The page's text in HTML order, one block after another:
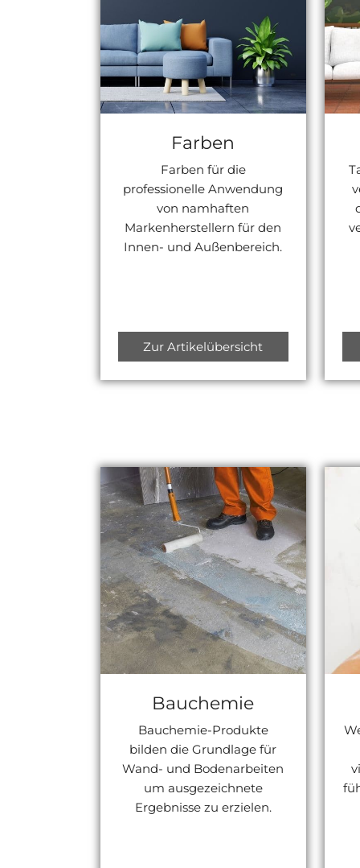
Farben
Farben für die
professionelle Anwendung
von namhaften
Markenherstellern für den
Innen- und Außenbereich.
Zur Artikelübersicht
Bauchemie
Bauchemie-Produkte
bilden die Grundlage für
Wand- und Bodenarbeiten
um ausgezeichnete
Ergebnisse zu erzielen.